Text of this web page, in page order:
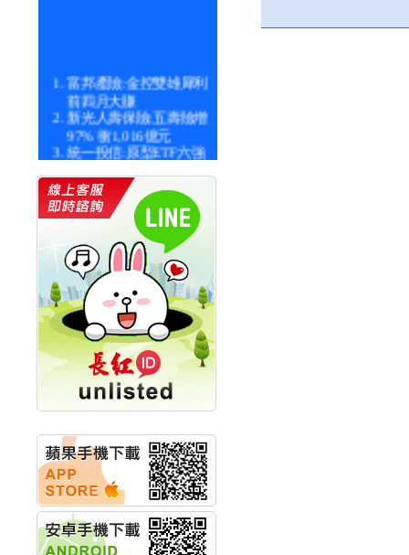
富邦產險:金控雙雄犀利
前四月大賺
新光人壽保險:五壽險增
97% 衝1,016億元
統一投信:原型ETF六強
漲逾九成
統一投信:主動式ETF溢
價 被盯上
新光人壽保險:新壽Q1外
價金將達996億
宇辰系統科技:宇辰業績
創新高 啟動興櫃轉上櫃
計畫
明緯企業:明緯永續科技
競賽 以電源驅動善的力
量
秀育企業:秀育SHO-U儲
能系統 獲國內首張CNS
認證
聯博投信:聯博00404A
華旭先進:代重要子公司
碩通散熱股份有限公司
公告董事會通過發言人
及代理發
華旭先進:代重要子公司
碩通散熱股份有限公司
公告董事會決議發行員